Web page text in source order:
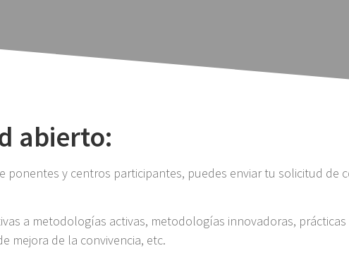
abierto:
ponentes y centros participantes, puedes enviar tu solicitud de
a metodologías activas, metodologías innovadoras,
mejora de la convivencia, etc.